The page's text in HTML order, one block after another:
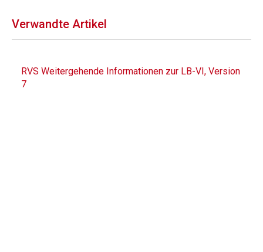
Verwandte Artikel
RVS Weitergehende Informationen zur LB-VI, Version
7